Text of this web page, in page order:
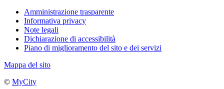
Amministrazione trasparente
Informativa privacy
Note legali
Dichiarazione di accessibilità
Piano di miglioramento del sito e dei servizi
Mappa del sito
© MyCity